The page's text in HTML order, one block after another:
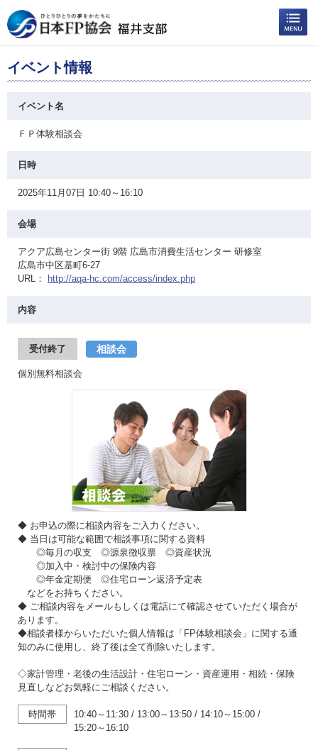
イベント情報
イベント名
ＦＰ体験相談会
日時
2025年11月07日 10:40～16:10
会場
アクア広島センター街 9階 広島市消費生活センター 研修室
広島市中区基町6-27
URL：
http://aqa-hc.com/access/index.php
内容
受付終了 相談会
個別無料相談会
◆ お申込の際に相談内容をご入力ください。
◆ 当日は可能な範囲で相談事項に関する資料
◎毎月の収支 ◎源泉徴収票 ◎資産状況
◎加入中・検討中の保険内容
◎年金定期便 ◎住宅ローン返済予定表
などをお持ちください。
◆ ご相談内容をメールもしくは電話にて確認させていただく場合が
あります。
◆相談者様からいただいた個人情報は「FP体験相談会」に関する通
知のみに使用し、終了後は全て削除いたします。
◇家計管理・老後の生活設計・住宅ローン・資産運用・相続・保険
見直しなどお気軽にご相談ください。
時間帯 10:40～11:30 / 13:00～13:50 / 14:10～15:00 /
15:20～16:10